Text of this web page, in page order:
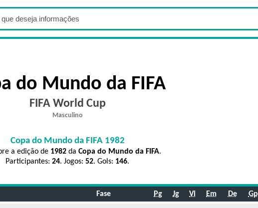
do Mundo da FIFA
FIFA World Cup
Masculino
Copa do Mundo da FIFA 1982
a edição de 1982 da Copa do Mundo da FIFA.
Participantes: 24. Jogos: 52. Gols: 146.
Fase Pg Jg Vi Em De Gp